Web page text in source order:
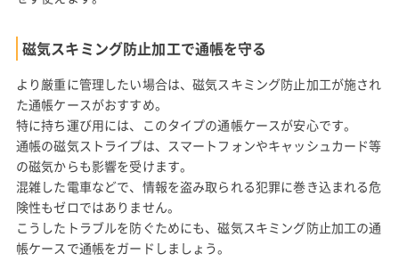
磁気スキミング防止加工で通帳を守る
より厳重に管理したい場合は、磁気スキミング防止加工が施され
た通帳ケースがおすすめ。
特に持ち運び用には、このタイプの通帳ケースが安心です。
通帳の磁気ストライプは、スマートフォンやキャッシュカード等
の磁気からも影響を受けます。
混雑した電車などで、情報を盗み取られる犯罪に巻き込まれる危
険性もゼロではありません。
こうしたトラブルを防ぐためにも、磁気スキミング防止加工の通
帳ケースで通帳をガードしましょう。